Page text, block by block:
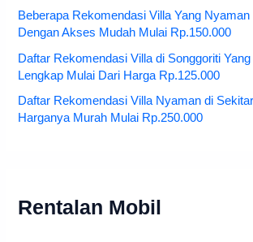
Beberapa Rekomendasi Villa Yang Nyaman
Dengan Akses Mudah Mulai Rp.150.000
Daftar Rekomendasi Villa di Songgoriti
Lengkap Mulai Dari Harga Rp.125.000
Daftar Rekomendasi Villa Nyaman di
Harganya Murah Mulai Rp.250.000
Rentalan Mobil